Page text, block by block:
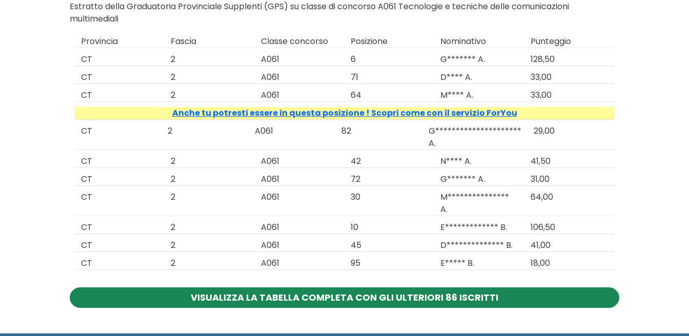
Estratto della Graduatoria Provinciale Supplenti (GPS) su classe di concorso A061 Tecnologie e tecniche delle comunicazioni
multimediali
Provincia
Fascia Classe concorso Posizione Nominativo
Punteggio
CT
2 A061 6 G******* A.
128,50
CT
2 A061 71 D**** A.
33,00
CT
2 A061 64 M**** A.
33,00
Anche tu potresti essere in questa posizione ! Scopri come con il servizio ForYou
CT
2 A061 82
G*********************
A.
29,00
CT 2 A061 42 N**** A.
41,50
CT
2 A061 72 G******* A.
31,00
CT
2 A061 30
M***************
A.
64,00
CT 2 A061 10 E************* B.
106,50
CT
2 A061 45 D************** B.
41,00
CT
2 A061 95 E***** B. 18,00
VISUALIZZA LA TABELLA COMPLETA CON GLI ULTERIORI 86 ISCRITTI